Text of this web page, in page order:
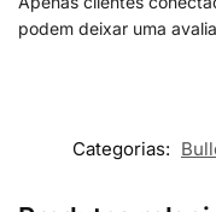
podem deixar uma
Categorias: